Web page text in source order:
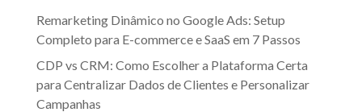
Remarketing Dinâmico no Google Ads: Setup
Completo para E-commerce e SaaS em 7 Passos
CDP vs CRM: Como Escolher a Plataforma Certa
para Centralizar Dados de Clientes e Personalizar
Campanhas